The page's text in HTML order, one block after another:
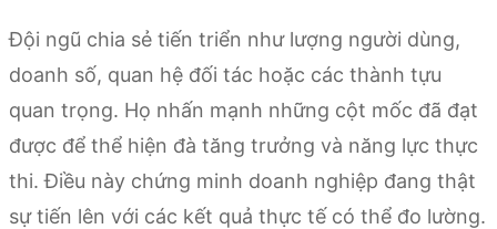
Đội ngũ chia sẻ tiến triển như lượng người dùng,
doanh số, quan hệ đối tác hoặc các thành tựu
quan trọng. Họ nhấn mạnh những cột mốc đã đạt
được để thể hiện đà tăng trưởng và năng lực thực
thi. Điều này chứng minh doanh nghiệp đang thật
sự tiến lên với các kết quả thực tế có thể đo lường.